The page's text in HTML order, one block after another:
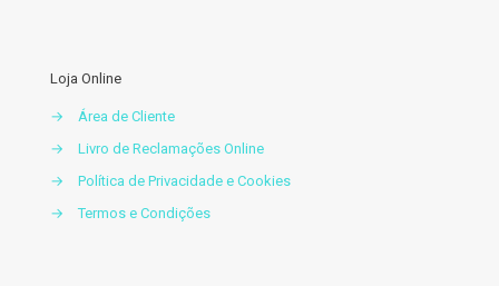
Loja Online
→
Área de Cliente
→
Livro de Reclamações Online
→
Política de Privacidade e Cookies
→
Termos e Condições